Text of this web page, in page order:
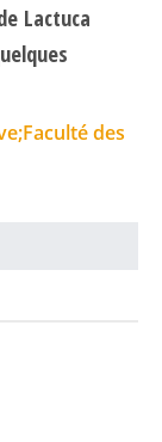
Lactuca
des